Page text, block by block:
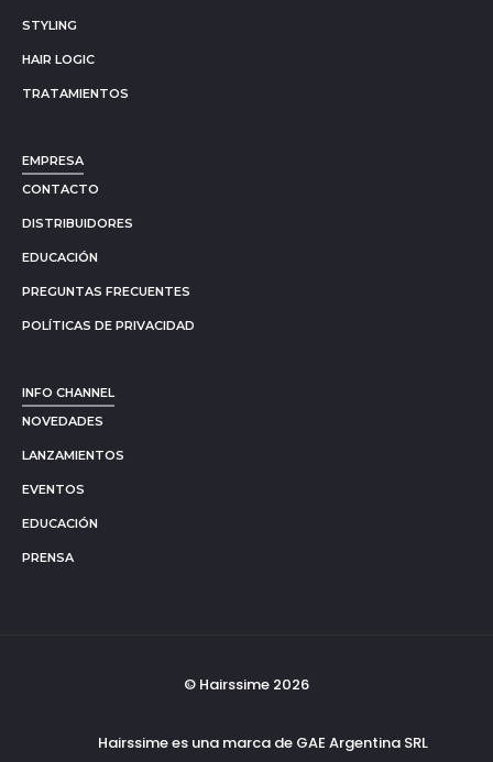
STYLING
HAIR LOGIC
TRATAMIENTOS
EMPRESA
CONTACTO
DISTRIBUIDORES
EDUCACIÓN
PREGUNTAS FRECUENTES
POLÍTICAS DE PRIVACIDAD
INFO CHANNEL
NOVEDADES
LANZAMIENTOS
EVENTOS
EDUCACIÓN
PRENSA
© Hairssime 2026
Hairssime es una marca de GAE Argentina SRL